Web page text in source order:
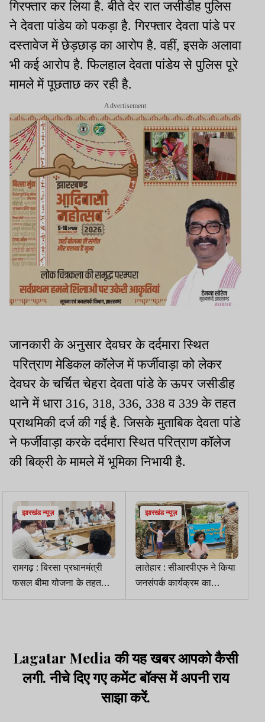
गिरफ्तार कर लिया है. बीते देर रात जसीडीह पुलिस
ने देवता पांडेय को पकड़ा है. गिरफ्तार देवता पांडे पर
दस्तावेज में छेड़छाड़ का आरोप है. वहीं, इसके अलावा
भी कई आरोप है. फिलहाल देवता पांडेय से पुलिस पूरे
मामले में पूछताछ कर रही है.
Advertisement
जानकारी के अनुसार देवघर के दर्दमारा स्थित
परित्राण मेडिकल कॉलेज में फर्जीवाड़ा को लेकर
देवघर के चर्चित चेहरा देवता पांडे के ऊपर जसीडीह
थाने में धारा 316, 318, 336, 338 व 339 के तहत
प्राथमिकी दर्ज की गई है. जिसके मुताबिक देवता पांडे
ने फर्जीवाड़ा करके दर्दमारा स्थित परित्राण कॉलेज
की बिक्री के मामले में भूमिका निभायी है.
झारखंड न्यूज़
रामगढ़ : बिरसा प्रधानमंत्री
फसल बीमा योजना के तहत
उपायुक्त की अध्यक्षता में बैठक
झारखंड न्यूज़
लातेहार : सीआरपीएफ ने किया
जनसंपर्क कार्यक्रम का
आयोजन
Lagatar Media की यह खबर आपको कैसी
लगी. नीचे दिए गए कमेंट बॉक्स में अपनी राय
साझा करें.